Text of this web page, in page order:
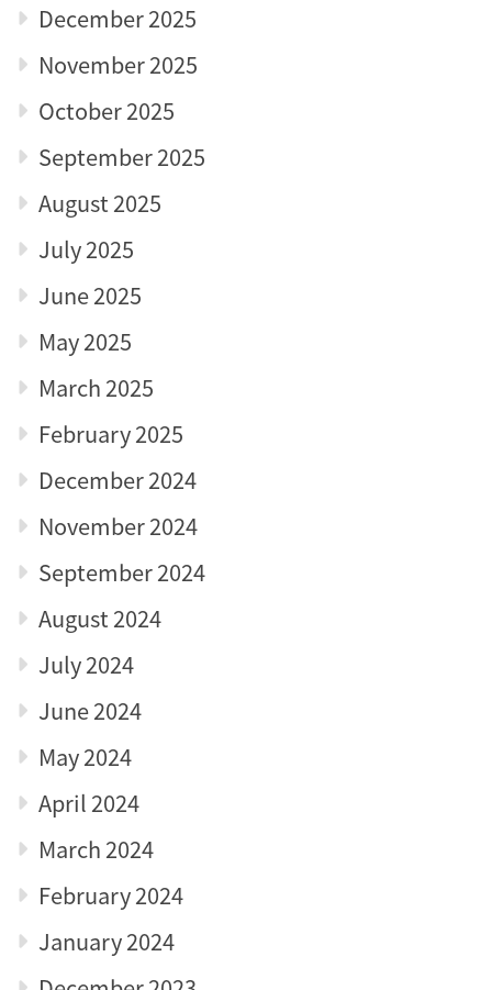
December 2025
November 2025
October 2025
September 2025
August 2025
July 2025
June 2025
May 2025
March 2025
February 2025
December 2024
November 2024
September 2024
August 2024
July 2024
June 2024
May 2024
April 2024
March 2024
February 2024
January 2024